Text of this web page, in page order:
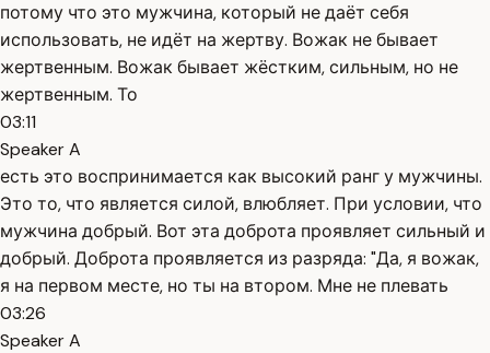
потому что это мужчина, который не даёт себя
использовать, не идёт на жертву. Вожак не бывает
жертвенным. Вожак бывает жёстким, сильным, но не
жертвенным. То
03:11
Speaker A
есть это воспринимается как высокий ранг у мужчины.
Это то, что является силой, влюбляет. При условии, что
мужчина добрый. Вот эта доброта проявляет сильный и
добрый. Доброта проявляется из разряда: "Да, я вожак,
я на первом месте, но ты на втором. Мне не плевать
03:26
Speaker A